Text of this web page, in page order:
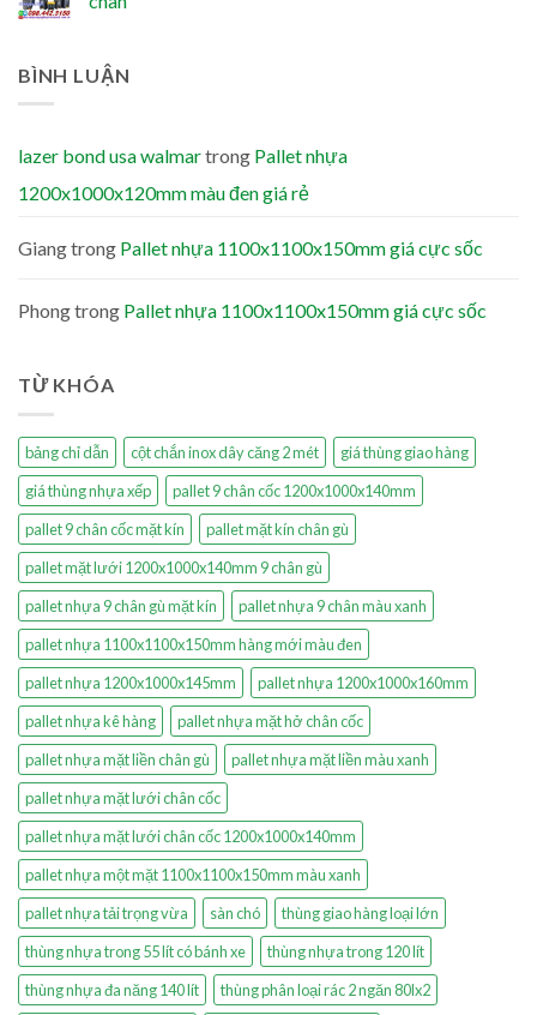
BÌNH LUẬN
lazer bond usa walmartrong Pallet nhựa
1200x1000x120mm màu đen giá rẻ
Giangtrong Pallet nhựa 1100x1100x150mm giá cực sốc
Phongtrong Pallet nhựa 1100x1100x150mm giá cực sốc
TỪ KHÓA
bảng chỉ dẫn cột chắn inox dây căng 2 mét
giá thùng giao hàng
giá thùng nhựa xếp
pallet 9 chân cốc 1200x1000x140mm
pallet 9 chân cốc mặt kín
pallet mặt kín chân gù
pallet mặt lưới 1200x1000x140mm 9 chân gù
pallet nhựa 9 chân gù mặt kín
pallet nhựa 9 chân màu xanh
pallet nhựa 1100x1100x150mm hàng mới màu đen
pallet nhựa 1200x1000x145mm
pallet nhựa 1200x1000x160mm
pallet nhựa kê hàng
pallet nhựa mặt hở chân cốc
pallet nhựa mặt liền chân gù
pallet nhựa mặt liền màu xanh
pallet nhựa mặt lưới chân cốc
pallet nhựa mặt lưới chân cốc 1200x1000x140mm
pallet nhựa một mặt 1100x1100x150mm màu xanh
pallet nhựa tải trọng vừa
sàn chó
thùng giao hàng loại lớn
thùng nhựa trong 55 lít có bánh xe
thùng nhựa trong 120 lít
thùng nhựa đa năng 140 lít
thùng phân loại rác 2 ngăn 80lx2